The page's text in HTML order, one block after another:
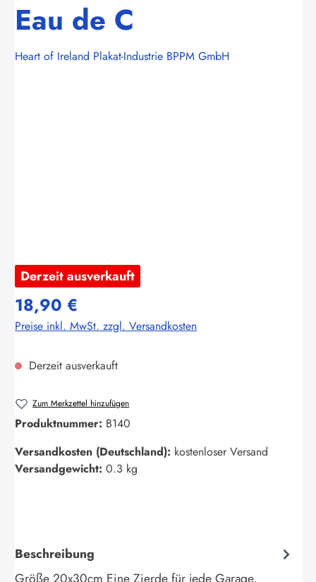
Eau de C
Heart of Ireland Plakat-Industrie BPPM GmbH
Derzeit ausverkauft
18,90 €
Preise inkl. MwSt. zzgl. Versandkosten
Derzeit ausverkauft
Zum Merkzettel hinzufügen
Produktnummer: B140
Versandkosten (Deutschland): kostenloser Versand
Versandgewicht: 0.3 kg
Beschreibung